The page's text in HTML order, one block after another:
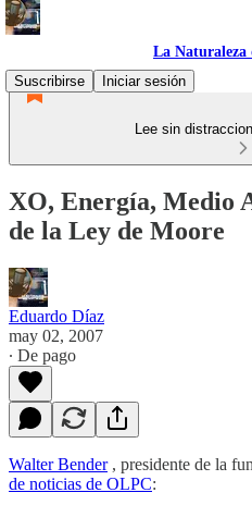
La Naturaleza
Suscribirse
Iniciar sesión
Lee sin
XO, Energía, Medio
de la Ley de Moore
Eduardo Díaz
may 02, 2007
∙ De pago
Walter Bender, presidente de la
de noticias de OLPC: